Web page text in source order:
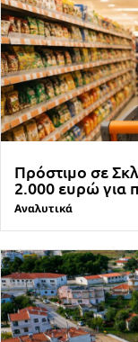
Πρόστιμο σε
2.000 ευρώ για
Αναλυτικά